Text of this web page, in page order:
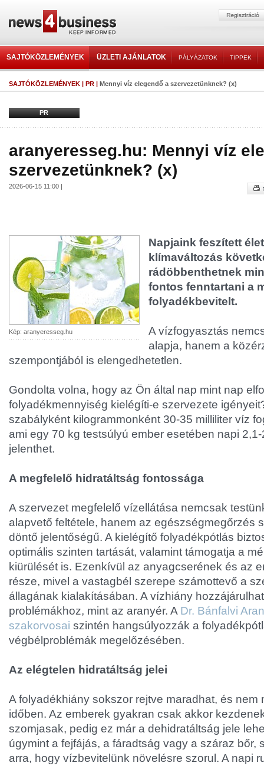
SAJTÓKÖZLEMÉNYEK ÜZLETI AJÁNLATOK PÁLYÁZATOK TIPPEK
SAJTÓKÖZLEMÉNYEK | PR | Mennyi víz elegendő a szervezetünknek? (x)
PR
aranyeresseg.hu: Mennyi víz
szervezetünknek? (x)
2026-06-15 11:00 |
Kép: aranyeresseg.hu
Napjaink feszített
klímaváltozás
rádöbbenthetnek
fontos fenntartani a
folyadékbevitelt.
A vízfogyasztás
alapja, hanem a
szempontjából is elengedhetetlen.
Gondolta volna, hogy az Ön által nap mint nap
folyadékmennyiség kielégíti-e szervezete
szabályként kilogrammonként 30-35 milliliter víz
ami egy 70 kg testsúlyú ember esetében napi
jelenthet.
A megfelelő hidratáltság fontossága
A szervezet megfelelő vízellátása nemcsak
alapvető feltétele, hanem az egészségmegőrzés
döntő jelentőségű. A kielégítő folyadékpótlás
optimális szinten tartását, valamint támogatja a
kiürülését is. Ezenkívül az anyagcserének és az
része, mivel a vastagbél szerepe számottevő a
állagának kialakításában. A vízhiány
problémákhoz, mint az aranyér. A Dr. Bánfalvi
szakorvosai szintén hangsúlyozzák a
végbélproblémák megelőzésében.
Az elégtelen hidratáltság jelei
A folyadékhiány sokszor rejtve maradhat, és nem
időben. Az emberek gyakran csak akkor
szomjasak, pedig ez már a dehidratáltság jele
úgymint a fejfájás, a fáradtság vagy a száraz bőr,
arra, hogy vízbevitelünk növelésre szorul. A napi